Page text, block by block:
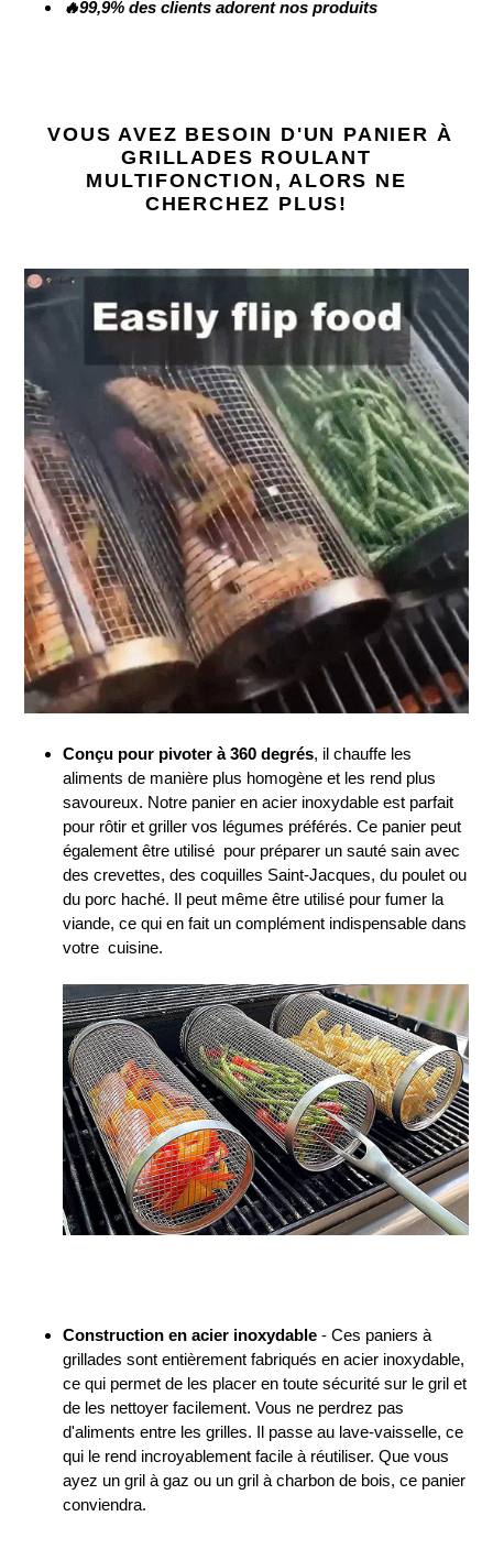
🔥99,9% des clients adorent nos produits
VOUS AVEZ BESOIN D'UN PANIER À
GRILLADES ROULANT
MULTIFONCTION, ALORS NE
CHERCHEZ PLUS!
Conçu pour pivoter à 360 degrés, il chauffe les
aliments de manière plus homogène et les rend plus
savoureux. Notre panier en acier inoxydable est parfait
pour rôtir et griller vos légumes préférés. Ce panier peut
également être utilisé pour préparer un sauté sain avec
des crevettes, des coquilles Saint-Jacques, du poulet ou
du porc haché. Il peut même être utilisé pour fumer la
viande, ce qui en fait un complément indispensable dans
votre cuisine.
Construction en acier inoxydable - Ces paniers à
grillades sont entièrement fabriqués en acier inoxydable,
ce qui permet de les placer en toute sécurité sur le gril et
de les nettoyer facilement. Vous ne perdrez pas
d'aliments entre les grilles. Il passe au lave-vaisselle, ce
qui le rend incroyablement facile à réutiliser. Que vous
ayez un gril à gaz ou un gril à charbon de bois, ce panier
conviendra.